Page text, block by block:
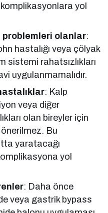
yol
olanlar:
hastalığı veya çölyak
sistemi rahatsızlıkları
uygulanmamalıdır.
: Kalp
veya diğer
olan bireyler için
Bu
yaratacağı
yol
: Daha önce
veya gastrik bypass